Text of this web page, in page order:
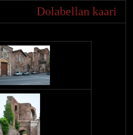
Dolabellan kaari